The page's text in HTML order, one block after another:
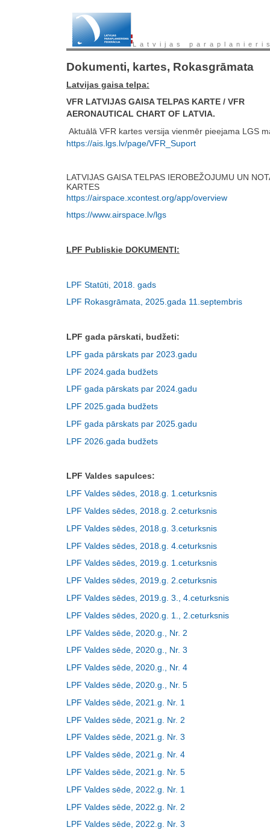
Latvijas
Dokumenti, kartes, Rokasgrāmata
Latvijas gaisa telpa:
VFR LATVIJAS GAISA TELPAS KARTE / VFR
AERONAUTICAL CHART OF LATVIA.
Aktuālā VFR kartes versija vienmēr pieejama LGS
https://ais.lgs.lv/page/VFR_Suport
LATVIJAS GAISA TELPAS IEROBEŽOJUMU UN
KARTES
https://airspace.xcontest.org/app/overview
https://www.airspace.lv/lgs
LPF Publiskie DOKUMENTI:
LPF Statūti, 2018. gads
LPF Rokasgrāmata, 2025.gada 11.septembris
LPF gada pārskati, budžeti:
LPF gada pārskats par 2023.gadu
LPF 2024.gada budžets
LPF gada pārskats par 2024.gadu
LPF 2025.gada budžets
LPF gada pārskats par 2025.gadu
LPF 2026.gada budžets
LPF Valdes sapulces:
LPF Valdes sēdes, 2018.g. 1.ceturksnis
LPF Valdes sēdes, 2018.g. 2.ceturksnis
LPF Valdes sēdes, 2018.g. 3.ceturksnis
LPF Valdes sēdes, 2018.g. 4.ceturksnis
LPF Valdes sēdes, 2019.g. 1.ceturksnis
LPF Valdes sēdes, 2019.g. 2.ceturksnis
LPF Valdes sēdes, 2019.g. 3., 4.ceturksnis
LPF Valdes sēdes, 2020.g. 1., 2.ceturksnis
LPF Valdes sēde, 2020.g., Nr. 2
LPF Valdes sēde, 2020.g., Nr. 3
LPF Valdes sēde, 2020.g., Nr. 4
LPF Valdes sēde, 2020.g., Nr. 5
LPF Valdes sēde, 2021.g. Nr. 1
LPF Valdes sēde, 2021.g. Nr. 2
LPF Valdes sēde, 2021.g. Nr. 3
LPF Valdes sēde, 2021.g. Nr. 4
LPF Valdes sēde, 2021.g. Nr. 5
LPF Valdes sēde, 2022.g. Nr. 1
LPF Valdes sēde, 2022.g. Nr. 2
LPF Valdes sēde, 2022.g. Nr. 3